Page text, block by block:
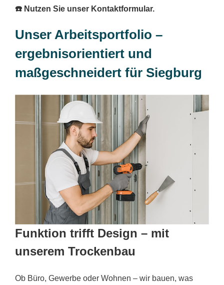
☎️ Nutzen Sie unser Kontaktformular.
Unser Arbeitsportfolio –
ergebnisorientiert und
maßgeschneidert für Siegburg
Funktion trifft Design – mit
unserem Trockenbau
Ob Büro, Gewerbe oder Wohnen – wir bauen, was